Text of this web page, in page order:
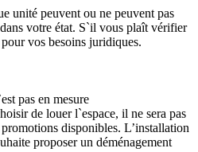
unité peuvent ou ne peuvent pas
votre état. S`il vous plaît vérifier
vos besoins juridiques.
pas en mesure
de louer l`espace, il ne sera pas
disponibles. L’installation
proposer un déménagement